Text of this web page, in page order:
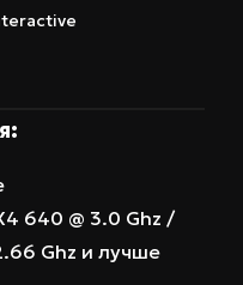
только можно
с другими
системы
краеугольный
640 @ 3.0 Ghz /
Ghz и лучше